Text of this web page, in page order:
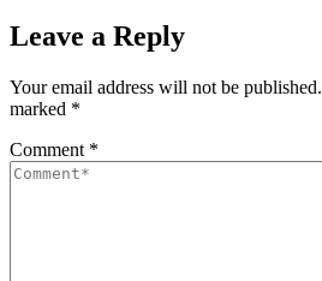
Leave a Reply
Your email address will not be published.
marked *
Comment *